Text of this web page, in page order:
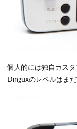
個人的には独自カス
Dinguxのレベルはま